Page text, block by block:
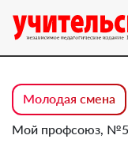
Молодая смена
Мой профсоюз,